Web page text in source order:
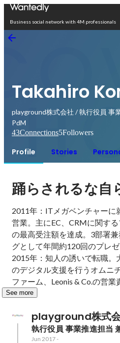
Business social network with 4M professionals
Takahiro
playground株式会社 / 執行役員 事
PdM
43Connections5Followers
Profile Stories
踊らされるな自
2011年：ITメガベンチャーに
営業。主にEC、CRMに関す
の最高受注額を達成。3部署
グとして年間約120回のプレ
2015年：知人の誘いで転職。
のデジタル支援を行うオムニ
ファーム、Leonis & Co.の営業
See more
playground株式
執行役員 事業推進担当
Jun 2017-